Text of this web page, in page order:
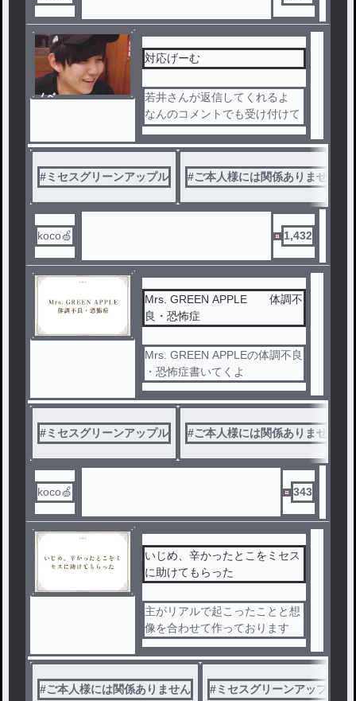
ノベ
対応げーむ
若井さんが返信してくれるよ
なんのコメントでも受け付けて
ます
まってます
#ミセスグリーンアップル #ご本人様には関係ありません
koco🍏 1,432
Mrs. GREEN APPLE 体調不
良・恐怖症
Mrs. GREEN APPLEの体調不良
・恐怖症書いてくよ
#ミセスグリーンアップル #ご本人様には関係ありません
koco🍏 343
いじめ、辛かったとこをミセス
に助けてもらった
主がリアルで起こったことと想
像を合わせて作っております
#ご本人様には関係ありません #ミセスグリーンアップル